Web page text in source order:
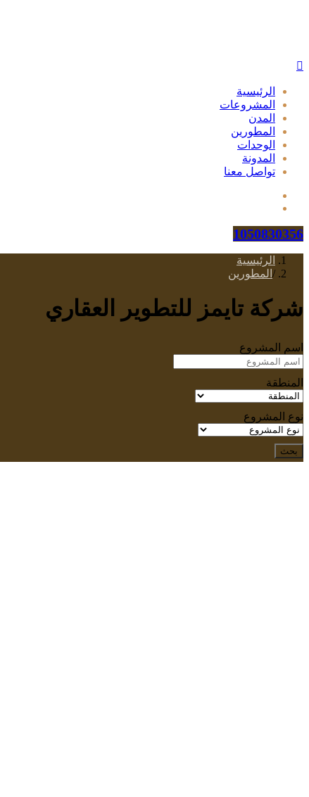
الرئيسية
المشروعات
المدن
المطورين
الوحدات
المدونة
تواصل معنا
1050830356
الرئيسية
/ المطورين
شركة تايمز للتطوير العقاري
اسم المشروع
المنطقة
نوع المشروع
بحث